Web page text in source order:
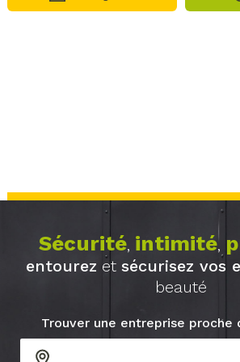
Sécurité, intimité,
entourez et sécurisez vos
beauté
Trouver une entreprise proche